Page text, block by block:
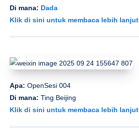
Di mana: Dada
Klik di sini untuk membaca lebih lanjut
Apa: OpenSesi 004
Di mana: Ting Beijing
Klik di sini untuk membaca lebih lanjut